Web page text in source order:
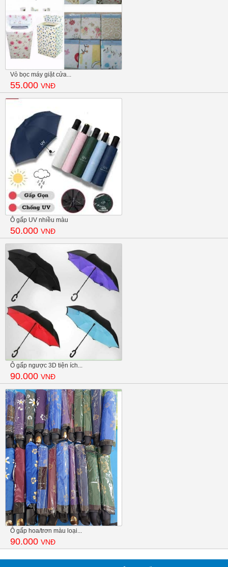
Vỏ bọc máy giặt cửa...
55.000 VNĐ
Ô gấp UV nhiều màu
50.000 VNĐ
Ô gấp ngược 3D tiện ích...
90.000 VNĐ
Ô gấp hoa/trơn màu loại...
90.000 VNĐ